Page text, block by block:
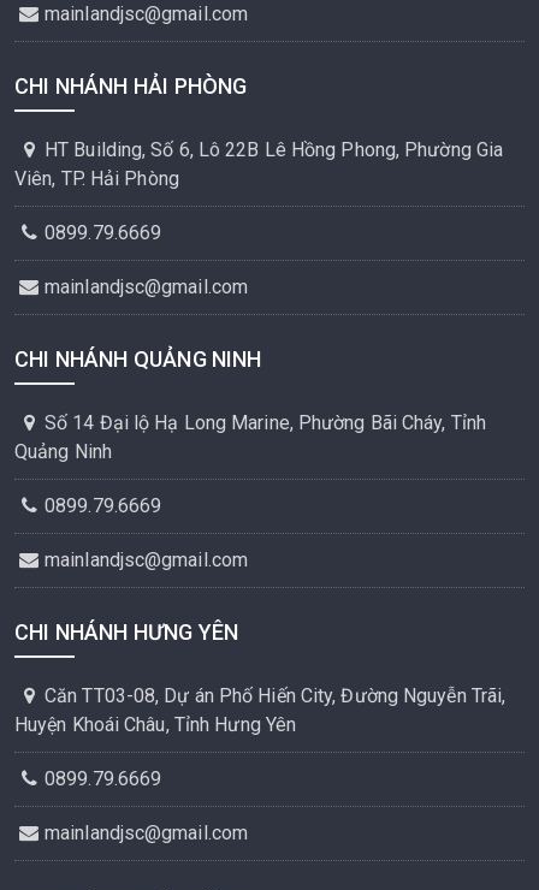
mainlandjsc@gmail.com
CHI NHÁNH HẢI PHÒNG
HT Building, Số 6, Lô 22B Lê Hồng Phong, Phường Gia
Viên, TP. Hải Phòng
0899.79.6669
mainlandjsc@gmail.com
CHI NHÁNH QUẢNG NINH
Số 14 Đại lộ Hạ Long Marine, Phường Bãi Cháy, Tỉnh
Quảng Ninh
0899.79.6669
mainlandjsc@gmail.com
CHI NHÁNH HƯNG YÊN
Căn TT03-08, Dự án Phố Hiến City, Đường Nguyễn Trãi,
Huyện Khoái Châu, Tỉnh Hưng Yên
0899.79.6669
mainlandjsc@gmail.com